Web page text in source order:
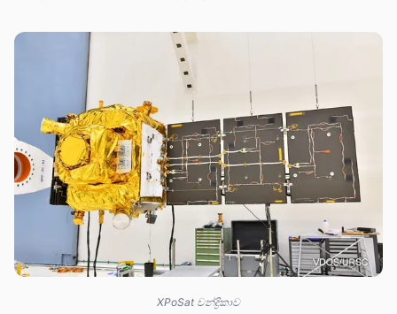
XPoSat චන්ද්‍රිකාව